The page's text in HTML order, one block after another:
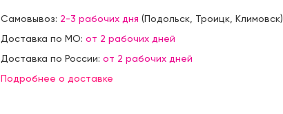
Самовывоз: 2-3 рабочих дня (Подольск, Троицк, Климовск)
Доставка по МО: от 2 рабочих дней
Доставка по России: от 2 рабочих дней
Подробнее о доставке